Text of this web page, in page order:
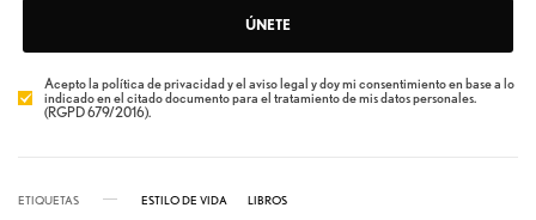
ÚNETE
Acepto la política de privacidad y el aviso legal y doy mi consentimiento en base a lo
indicado en el citado documento para el tratamiento de mis datos personales.
(RGPD 679/2016).
ETIQUETAS ESTILO DE VIDA LIBROS